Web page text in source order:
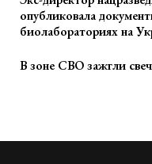
опубликовала
биолабораториях на
В зоне СВО зажгли